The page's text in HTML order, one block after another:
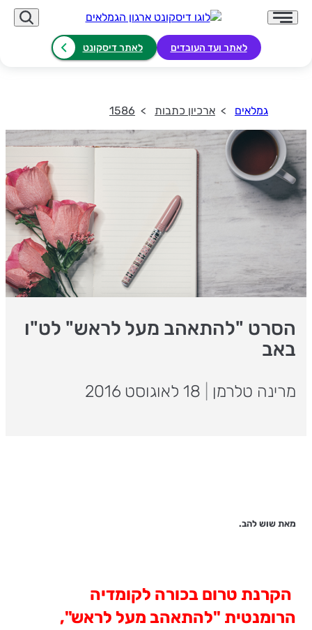
לאתר ועד העובדים לאתר דיסקונט
גמלאים ארכיון כתבות 1586
הסרט "להתאהב מעל לראש" לט"ו
באב
מרינה טלרמן
מאת שוש להב.
הקרנת טרום בכורה לקומדיה
הרומנטית "להתאהב מעל לראש",